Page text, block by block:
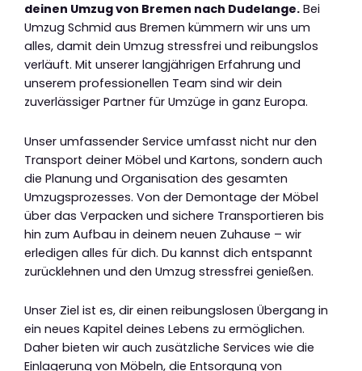
deinen Umzug von Bremen nach Dudelange. Bei
Umzug Schmid aus Bremen kümmern wir uns um
alles, damit dein Umzug stressfrei und reibungslos
verläuft. Mit unserer langjährigen Erfahrung und
unserem professionellen Team sind wir dein
zuverlässiger Partner für Umzüge in ganz Europa.
Unser umfassender Service umfasst nicht nur den
Transport deiner Möbel und Kartons, sondern auch
die Planung und Organisation des gesamten
Umzugsprozesses. Von der Demontage der Möbel
über das Verpacken und sichere Transportieren bis
hin zum Aufbau in deinem neuen Zuhause – wir
erledigen alles für dich. Du kannst dich entspannt
zurücklehnen und den Umzug stressfrei genießen.
Unser Ziel ist es, dir einen reibungslosen Übergang in
ein neues Kapitel deines Lebens zu ermöglichen.
Daher bieten wir auch zusätzliche Services wie die
Einlagerung von Möbeln, die Entsorgung von